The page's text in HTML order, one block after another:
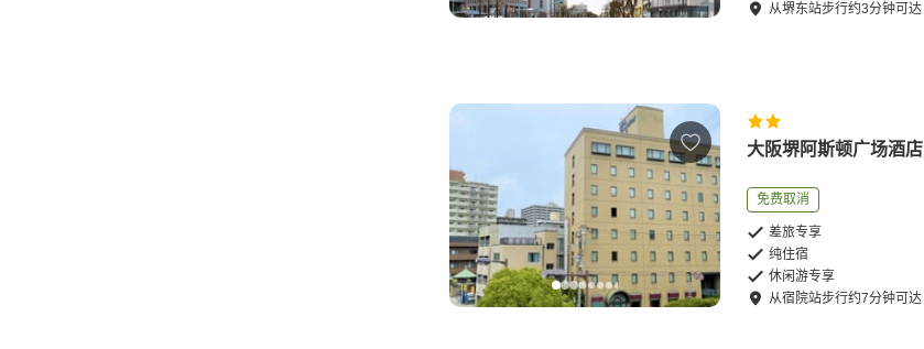
从堺东站步行约3分钟可达
大阪堺阿斯顿广场酒店
免费取消
差旅专享
纯住宿
休闲游专享
从宿院站步行约7分钟可达